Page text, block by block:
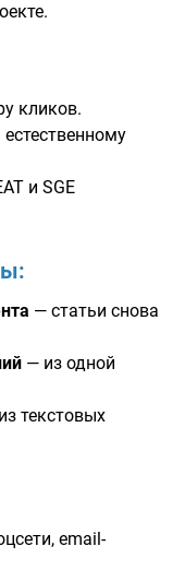
кликов.
и SGE
— статьи снова
— из одной
из текстовых
email-